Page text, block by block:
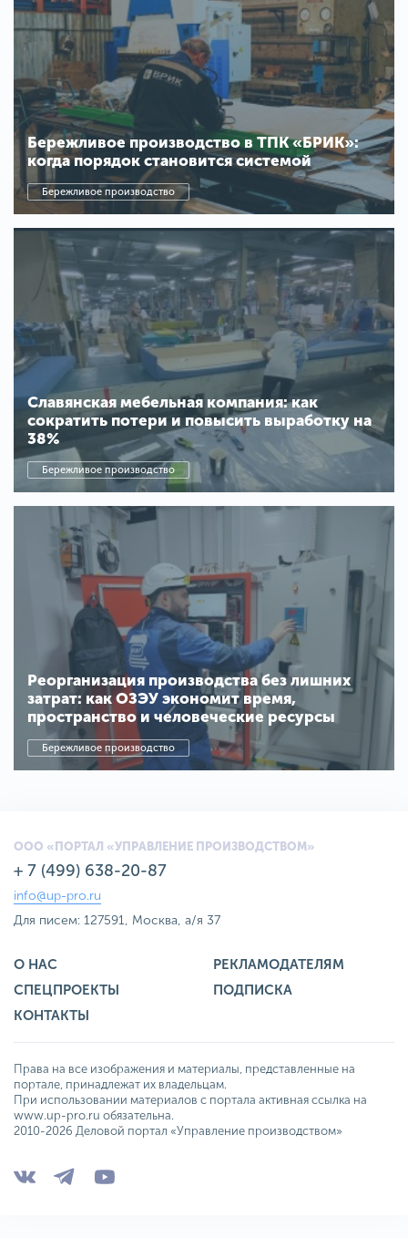
Бережливое производство в ТПК «БРИК»:
когда порядок становится системой
Бережливое производство
Славянская мебельная компания: как
сократить потери и повысить выработку на
38%
Бережливое производство
Реорганизация производства без лишних
затрат: как ОЗЭУ экономит время,
пространство и человеческие ресурсы
Бережливое производство
ООО «ПОРТАЛ «УПРАВЛЕНИЕ ПРОИЗВОДСТВОМ»
+ 7 (499) 638-20-87
info@up-pro.ru
Для писем: 127591, Москва, а/я 37
О НАС
РЕКЛАМОДАТЕЛЯМ
СПЕЦПРОЕКТЫ
ПОДПИСКА
КОНТАКТЫ
Права на все изображения и материалы, представленные на
портале, принадлежат их владельцам.
При использовании материалов с портала активная ссылка на
www.up-pro.ru обязательна.
2010-2026 Деловой портал «Управление производством»